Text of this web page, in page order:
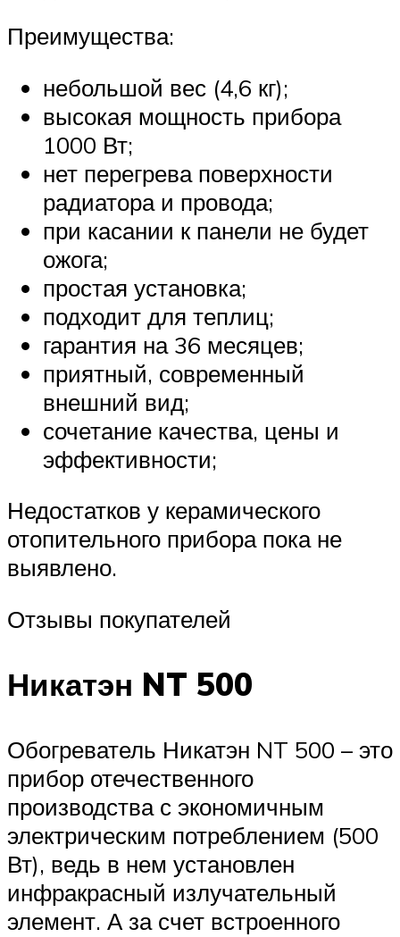
Преимущества:
небольшой вес (4,6 кг);
высокая мощность прибора
1000 Вт;
нет перегрева поверхности
радиатора и провода;
при касании к панели не будет
ожога;
простая установка;
подходит для теплиц;
гарантия на 36 месяцев;
приятный, современный
внешний вид;
сочетание качества, цены и
эффективности;
Недостатков у керамического
отопительного прибора пока не
выявлено.
Отзывы покупателей
Никатэн NT 500
Обогреватель Никатэн NT 500 – это
прибор отечественного
производства с экономичным
электрическим потреблением (500
Вт), ведь в нем установлен
инфракрасный излучательный
элемент. А за счет встроенного